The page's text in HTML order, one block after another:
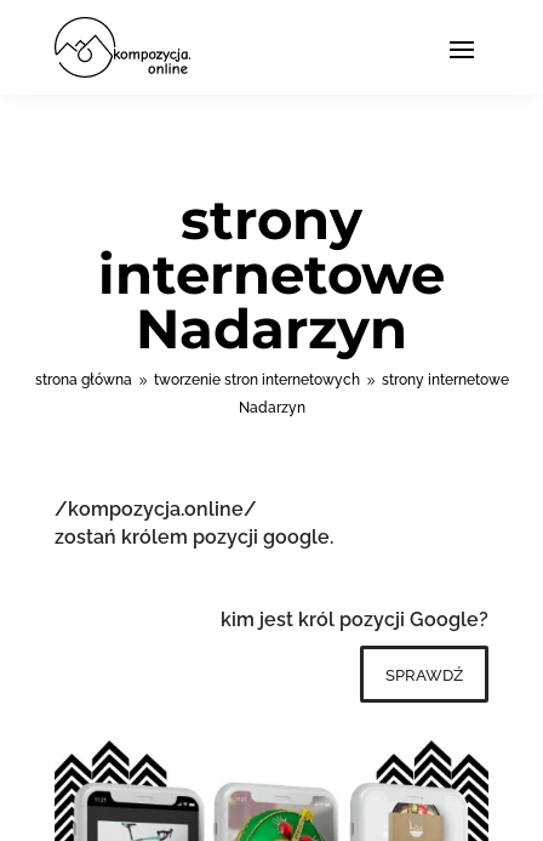
strony
internetowe
Nadarzyn
strona główna 9 tworzenie stron internetowych 9 strony internetowe
Nadarzyn
/kompozycja.online/
zostań królem pozycji google.
kim jest król pozycji Google?
sprawdź